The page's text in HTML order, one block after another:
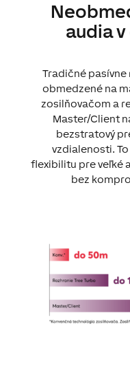
audia
Tradičné
obmedzené na
zosilňovačom a
Master/Client
bezstratový
vzdialenosti.
flexibilitu pre veľké
bez